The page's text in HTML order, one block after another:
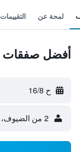
لمحة عن التقييمات
أفضل صفقات Hotel Degli Olmi
ح 16/8
2 من الضيوف، غرفة واحدة